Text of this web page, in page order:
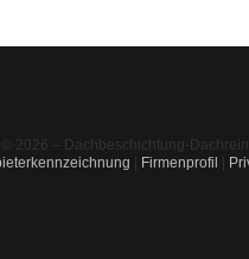
© 2026 – Dachbeschichtung-
| Firmenprofil |